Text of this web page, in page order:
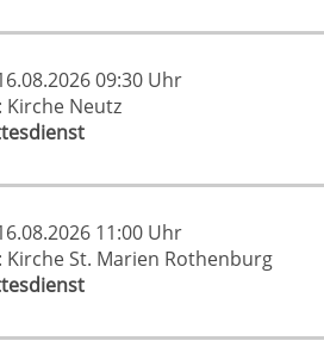
09:30 Uhr
Kirche Neutz
11:00 Uhr
Kirche St. Marien Rothenburg